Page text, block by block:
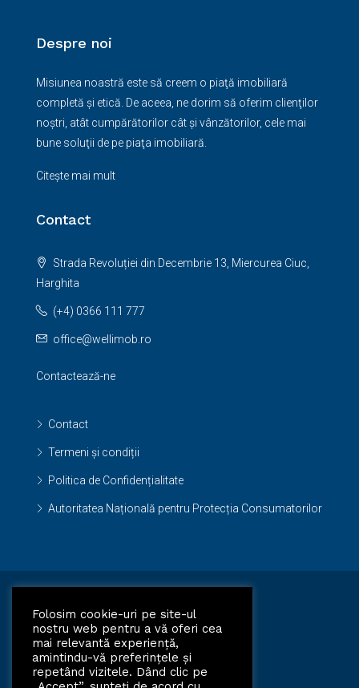
Despre noi
Misiunea noastră este să creem o piaţă imobiliară
completă şi etică. De aceea, ne dorim să oferim clienţilor
noştri, atât cumpărătorilor cât şi vânzătorilor, cele mai
bune soluţii de pe piaţa imobiliară.
Citește mai mult
Contact
Strada Revoluției din Decembrie 13, Miercurea Ciuc,
Harghita
(+4) 0366 111 777
office@wellimob.ro
Contactează-ne
Contact
Termeni și condiții
Politica de Confidențialitate
Autoritatea Națională pentru Protecția Consumatorilor
Folosim cookie-uri pe site-ul
nostru web pentru a vă oferi cea
mai relevantă experiență,
amintindu-vă preferințele și
repetând vizitele. Dând clic pe